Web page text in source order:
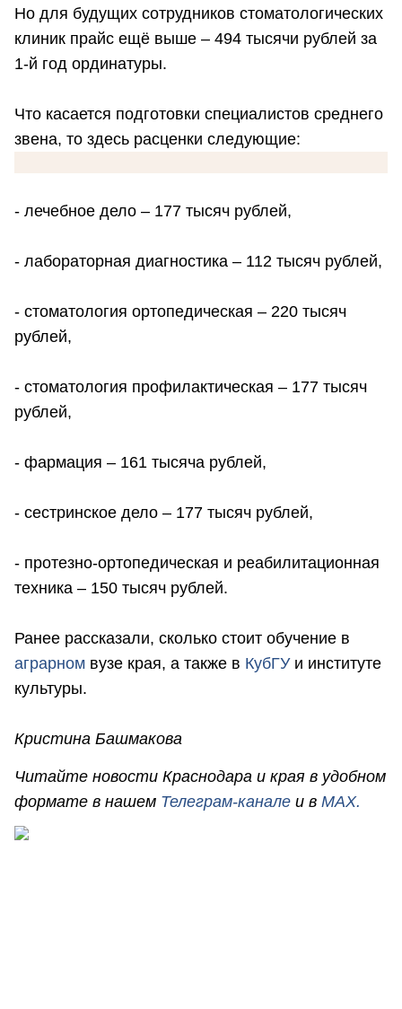
Но для будущих сотрудников стоматологических
клиник прайс ещё выше – 494 тысячи рублей за
1-й год ординатуры.
Что касается подготовки специалистов среднего
звена, то здесь расценки следующие:
- лечебное дело – 177 тысяч рублей,
- лабораторная диагностика – 112 тысяч рублей,
- стоматология ортопедическая – 220 тысяч
рублей,
- стоматология профилактическая – 177 тысяч
рублей,
- фармация – 161 тысяча рублей,
- сестринское дело – 177 тысяч рублей,
- протезно-ортопедическая и реабилитационная
техника – 150 тысяч рублей.
Ранее рассказали, сколько стоит обучение в
аграрном вузе края, а также в КубГУи институте
культуры.
Кристина Башмакова
Читайте новости Краснодара и края в удобном
формате в нашем Телеграм-канале и в MAX.